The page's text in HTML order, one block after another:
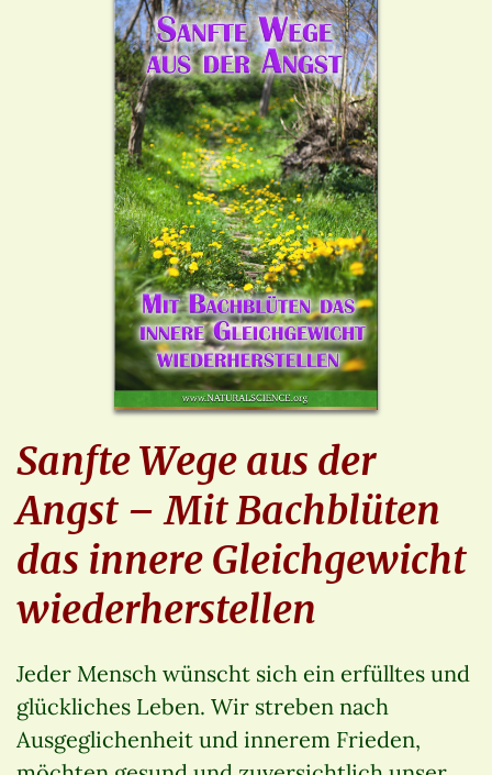
Sanfte Wege aus der
Angst – Mit Bachblüten
das innere Gleichgewicht
wiederherstellen
Jeder Mensch wünscht sich ein erfülltes und
glückliches Leben. Wir streben nach
Ausgeglichenheit und innerem Frieden,